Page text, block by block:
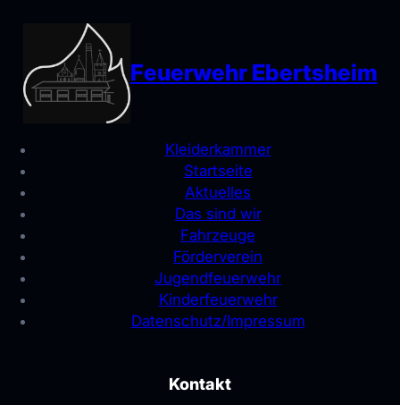
Feuerwehr Ebertsheim
Kleiderkammer
Startseite
Aktuelles
Das sind wir
Fahrzeuge
Förderverein
Jugendfeuerwehr
Kinderfeuerwehr
Datenschutz/Impressum
Kontakt